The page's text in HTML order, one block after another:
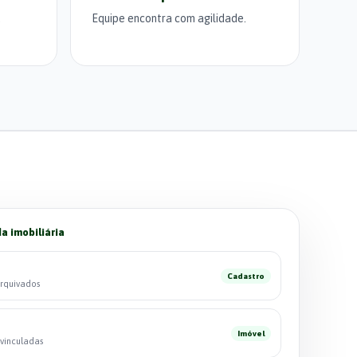
Equipe encontra com agilidade.
imobiliária
Cadastro
Imóvel